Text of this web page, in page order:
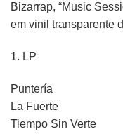
Bizarrap, “Music
em vinil transparente
1. LP
Puntería
La Fuerte
Tiempo Sin Verte